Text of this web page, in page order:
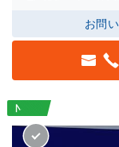
お問